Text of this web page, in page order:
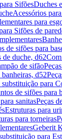
SifõesDuches e
Acessórios
para
Sifões de
de sifões para
de duche, d62
de sifão
d52
substituição para
de sifões para
sanitasPeças
Estruturas para
para torneiras
Geberit
para